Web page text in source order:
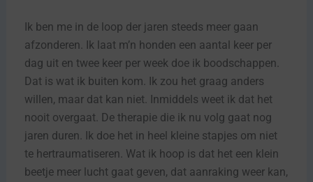
Ik ben me in de loop der jaren steeds meer gaan
afzonderen. Ik laat m’n honden een aantal keer per
dag uit en twee keer per week doe ik boodschappen.
Dat is wat ik buiten kom. Ik zou het graag anders
willen, maar dat kan niet. Inmiddels weet ik dat het
nooit overgaat. De therapie die ik nu volg gaat nog
jaren duren. Ik doe het in heel kleine stapjes om niet
te hertraumatiseren. Wat ik hoop is dat het een klein
beetje meer lucht gaat geven, dat aanraking weer kan,